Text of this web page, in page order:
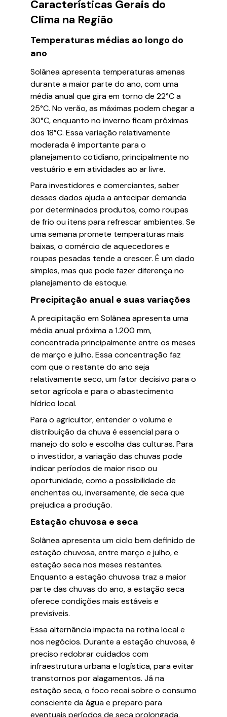
Características Gerais do
Clima na Região
Temperaturas médias ao longo do
ano
Solânea apresenta temperaturas amenas
durante a maior parte do ano, com uma
média anual que gira em torno de 22°C a
25°C. No verão, as máximas podem chegar a
30°C, enquanto no inverno ficam próximas
dos 18°C. Essa variação relativamente
moderada é importante para o
planejamento cotidiano, principalmente no
vestuário e em atividades ao ar livre.
Para investidores e comerciantes, saber
desses dados ajuda a antecipar demanda
por determinados produtos, como roupas
de frio ou itens para refrescar ambientes. Se
uma semana promete temperaturas mais
baixas, o comércio de aquecedores e
roupas pesadas tende a crescer. É um dado
simples, mas que pode fazer diferença no
planejamento de estoque.
Precipitação anual e suas variações
A precipitação em Solânea apresenta uma
média anual próxima a 1.200 mm,
concentrada principalmente entre os meses
de março e julho. Essa concentração faz
com que o restante do ano seja
relativamente seco, um fator decisivo para o
setor agrícola e para o abastecimento
hídrico local.
Para o agricultor, entender o volume e
distribuição da chuva é essencial para o
manejo do solo e escolha das culturas. Para
o investidor, a variação das chuvas pode
indicar períodos de maior risco ou
oportunidade, como a possibilidade de
enchentes ou, inversamente, de seca que
prejudica a produção.
Estação chuvosa e seca
Solânea apresenta um ciclo bem definido de
estação chuvosa, entre março e julho, e
estação seca nos meses restantes.
Enquanto a estação chuvosa traz a maior
parte das chuvas do ano, a estação seca
oferece condições mais estáveis e
previsíveis.
Essa alternância impacta na rotina local e
nos negócios. Durante a estação chuvosa, é
preciso redobrar cuidados com
infraestrutura urbana e logística, para evitar
transtornos por alagamentos. Já na
estação seca, o foco recai sobre o consumo
consciente da água e preparo para
eventuais períodos de seca prolongada.